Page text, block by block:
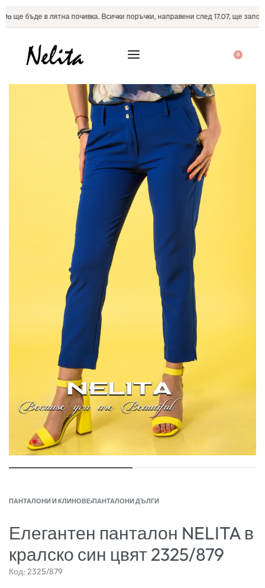
ще бъде в лятна почивка. Всички поръчки, направени след 17.07, ще
0
ПАНТАЛОНИ И КЛИНОВЕ›ПАНТАЛОНИ ДЪЛГИ
Елегантен панталон NELITA в
кралско син цвят 2325/879
Код: 2325/879